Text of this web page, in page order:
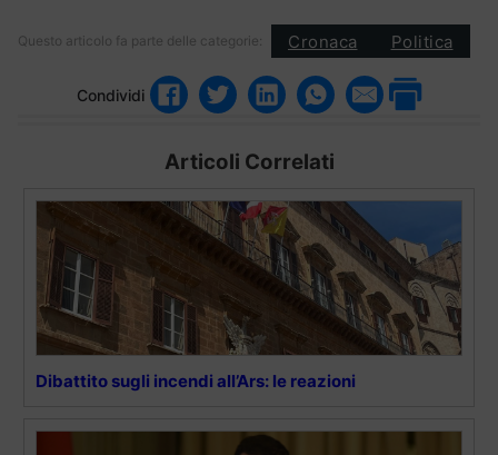
Questo articolo fa parte delle categorie: Cronaca Politica
Condividi
Articoli Correlati
Dibattito sugli incendi all’Ars: le reazioni